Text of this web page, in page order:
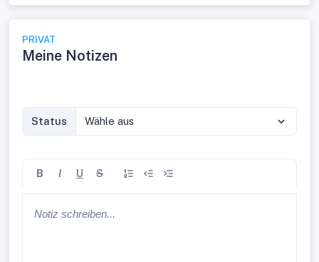
PRIVAT
Meine Notizen
Status Wähle aus
B I U S